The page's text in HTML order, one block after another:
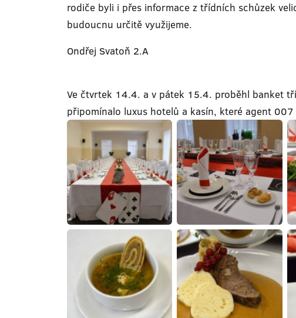
rodiče byli i přes informace z třídních schůzek
budoucnu určitě využijeme.
Ondřej Svatoň 2.A
Ve čtvrtek 14.4. a v pátek 15.4. proběhl banket
připomínalo luxus hotelů a kasín, které agent 007